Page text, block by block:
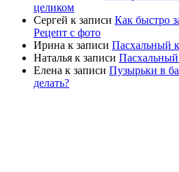
целиком
Сергей к записи Как быстро
Рецепт с фото
Ирина к записи Пасхальный
Наталья к записи Пасхальный
Елена к записи Пузырьки в
делать?